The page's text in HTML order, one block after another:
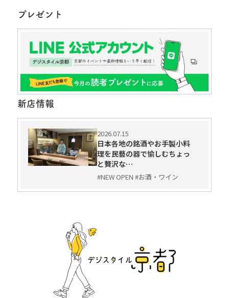
プレゼント
新店情報
2026.07.15
日本各地の銘酒やお手製小料
理を民藝の器で愉しむちょっ
と贅沢な…
#NEW OPEN #お酒・ワイン